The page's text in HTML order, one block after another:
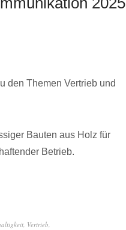
den Themen Vertrieb und
Bauten aus Holz für
Betrieb.
, Vertrieb,